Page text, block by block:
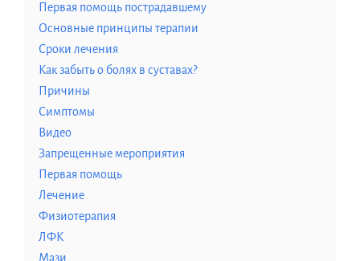
Первая помощь пострадавшему
Основные принципы терапии
Сроки лечения
Как забыть о болях в суставах?
Причины
Симптомы
Видео
Запрещенные мероприятия
Первая помощь
Лечение
Физиотерапия
ЛФК
Мази